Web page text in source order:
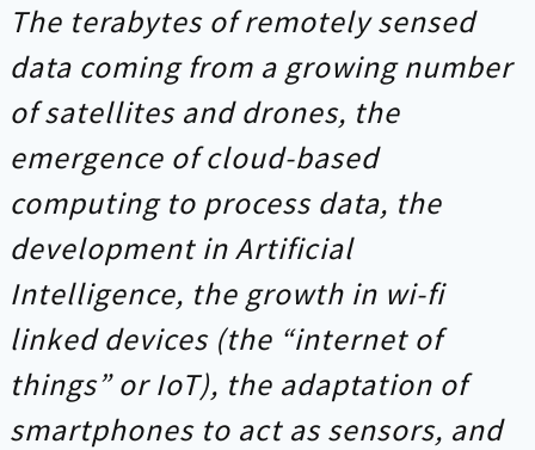
The terabytes of remotely sensed
data coming from a growing number
of satellites and drones, the
emergence of cloud-based
computing to process data, the
development in Artificial
Intelligence, the growth in wi-fi
linked devices (the “internet of
things” or IoT), the adaptation of
smartphones to act as sensors, and